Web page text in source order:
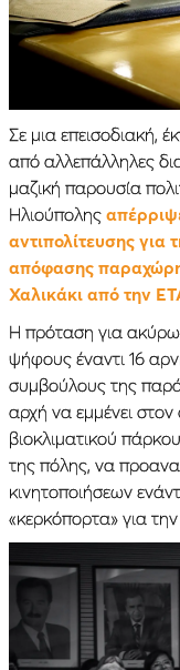
Σε μια επεισοδιακή,
από αλλεπάλληλες
μαζική παρουσία
Ηλιούπολης
αντιπολίτευσης
απόφασης
Χαλικάκι από την
Η πρόταση για
ψήφους έναντι 16
συμβούλους της
αρχή να εμμένει
βιοκλιματικού
της πόλης, να
κινητοποιήσεων
«κερκόπορτα» για